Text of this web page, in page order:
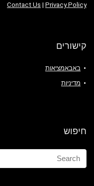
Contact Us | Privacy Policy
קישורים
באבאמציאות
מדיניות
חיפוש